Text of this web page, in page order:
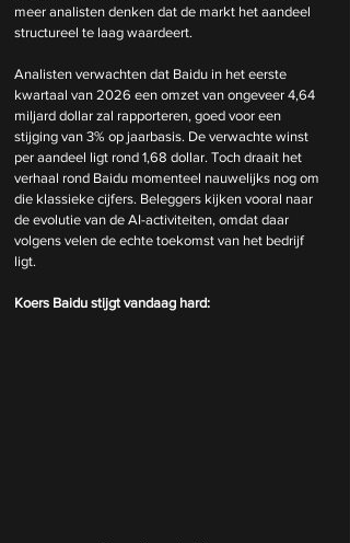
meer analisten denken dat de markt het aandeel
structureel te laag waardeert.
Analisten verwachten dat Baidu in het eerste
kwartaal van 2026 een omzet van ongeveer 4,64
miljard dollar zal rapporteren, goed voor een
stijging van 3% op jaarbasis. De verwachte winst
per aandeel ligt rond 1,68 dollar. Toch draait het
verhaal rond Baidu momenteel nauwelijks nog om
die klassieke cijfers. Beleggers kijken vooral naar
de evolutie van de AI-activiteiten, omdat daar
volgens velen de echte toekomst van het bedrijf
ligt.
Koers Baidu stijgt vandaag hard: